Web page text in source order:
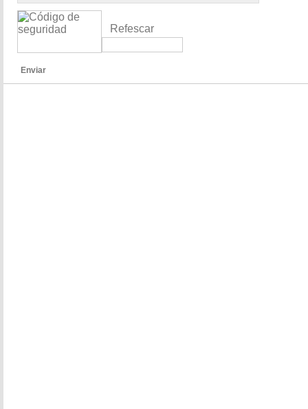
Refescar
Enviar